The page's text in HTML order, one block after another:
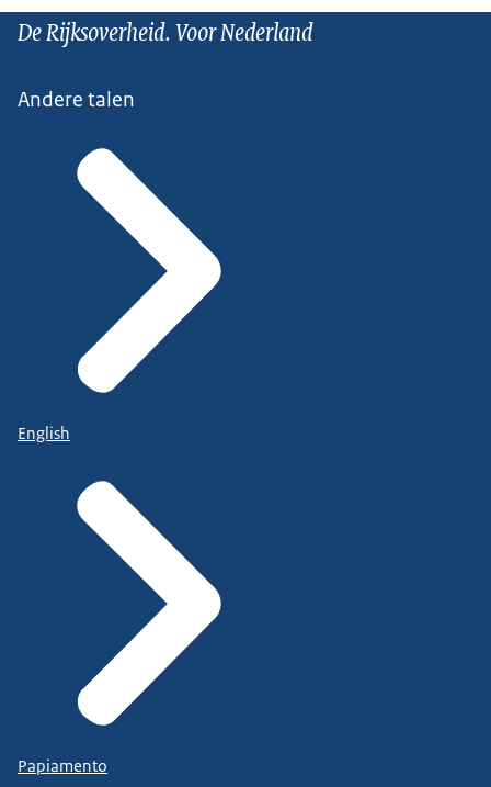
De Rijksoverheid. Voor Nederland
Andere talen
English
Papiamento